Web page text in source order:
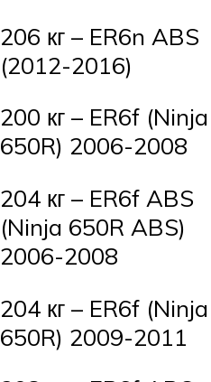
206 кг – ER6n ABS
(2012-2016)
200 кг – ER6f (Ninja
650R) 2006-2008
204 кг – ER6f ABS
(Ninja 650R ABS)
2006-2008
204 кг – ER6f (Ninja
650R) 2009-2011